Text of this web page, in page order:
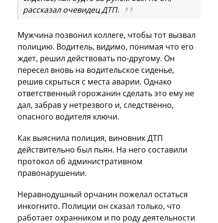
рассказал очевидец ДТП.
Мужчина позвонил коллеге, чтобы тот вызвал
полицию. Водитель, видимо, понимая что его
ждет, решил действовать по-другому. Он
пересел вновь на водительское сиденье,
решив скрыться с места аварии. Однако
ответственный горожанин сделать это ему не
дал, забрав у нетрезвого и, следственно,
опасного водителя ключи.
Как выяснила полиция, виновник ДТП
действительно был пьян. На него составили
протокол об административном
правонарушении.
Неравнодушный орчанин пожелал остаться
инкогнито. Полиции он сказал только, что
работает охранником и по роду деятельности